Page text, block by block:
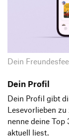
Dein
Dein Profil
Dein Profil gibt
Lesevorlieben
nenne deine Top
aktuell liest.